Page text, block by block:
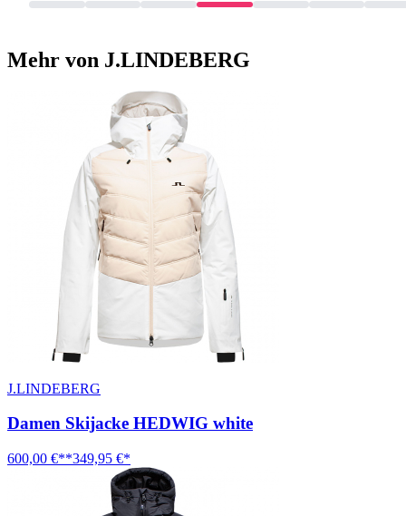
Mehr von J.LINDEBERG
J.LINDEBERG
Damen Skijacke HEDWIG white
600,00 €**349,95 €*